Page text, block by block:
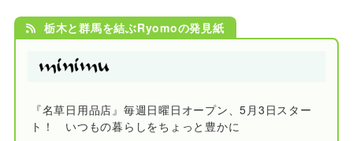
栃木と群馬を結ぶRyomoの発見紙
『名草日用品店』毎週日曜日オープン、5月3日スター
ト！ いつもの暮らしをちょっと豊かに